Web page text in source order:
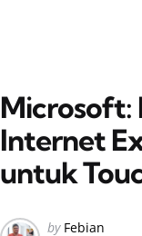
Microsoft:
Internet
untuk
Posted
by Febian